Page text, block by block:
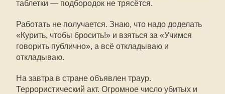
таблетки — подбородок не трясётся.
Работать не получается. Знаю, что надо доделать
«Курить, чтобы бросить!» и взяться за «Учимся
говорить публично», а всё откладываю и
откладываю.
На завтра в стране объявлен траур.
Террористический акт. Огромное число убитых и